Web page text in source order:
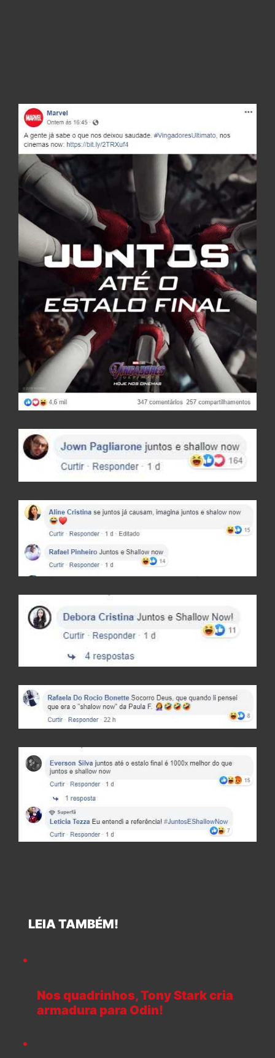
LEIA TAMBÉM!
Nos quadrinhos, Tony Stark cria
armadura para Odin!